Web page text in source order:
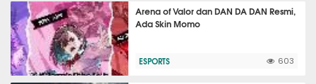
Arena of Valor dan DAN DA DAN Resmi,
Ada Skin Momo
ESPORTS 603